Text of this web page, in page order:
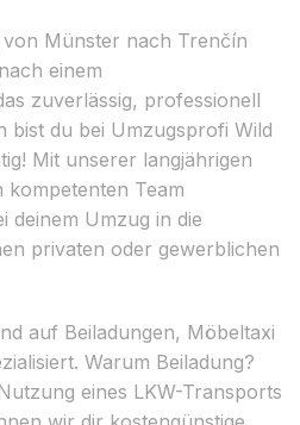
Münster nach Trenčín
einem
zuverlässig, professionell
bist du bei Umzugsprofi Wild
Mit unserer langjährigen
Team
deinem Umzug in die
privaten oder gewerblichen
auf Beiladungen, Möbeltaxi
Warum Beiladung?
eines LKW-Transports